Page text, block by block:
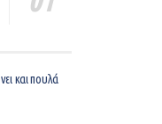
και πουλά